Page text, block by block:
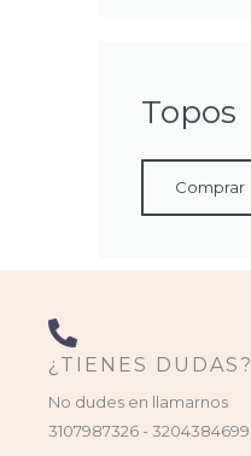
Topos
Comprar
¿TIENES DUDAS?
No dudes en llamarnos
3107987326 - 3204384699